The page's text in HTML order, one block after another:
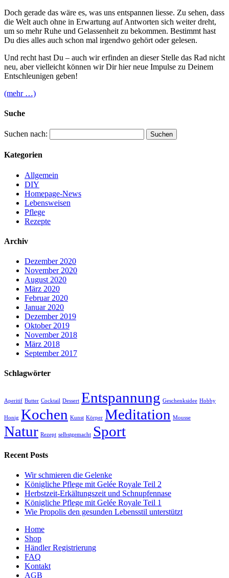
Doch gerade das wäre es, was uns entspannen liesse. Zu sehen, dass
die Welt auch ohne in Erwartung auf Antworten sich weiter dreht,
um so mehr Ruhe und Gelassenheit zu bekommen. Bestimmt hast
Du dies alles auch schon mal irgendwo gehört oder gelesen.
Und recht hast Du – auch wir erfinden an dieser Stelle das Rad nicht
neu, aber vielleicht können wir Dir hier neue Impulse zu Deinem
Entschleunigen geben!
(mehr …)
Suche
Suchen nach:
Kategorien
Allgemein
DIY
Homepage-News
Lebensweisen
Pflege
Rezepte
Archiv
Dezember 2020
November 2020
August 2020
März 2020
Februar 2020
Januar 2020
Dezember 2019
Oktober 2019
November 2018
März 2018
September 2017
Schlagwörter
Aperitif Butter Cocktail Dessert Entspannung Geschenksidee Hobby
Honig Kochen Kunst Körper Meditation Mousse
Natur Rezept selbstgemacht Sport
Recent Posts
Wir schmieren die Gelenke
Königliche Pflege mit Gelée Royale Teil 2
Herbstzeit-Erkältungszeit und Schnupfennase
Königliche Pflege mit Gelée Royale Teil 1
Wie Propolis den gesunden Lebensstil unterstützt
Home
Shop
Händler Registrierung
FAQ
Kontakt
AGB